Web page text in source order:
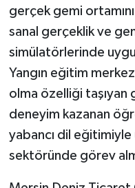
gerçek gemi
sanal gerçeklik ve
simülatörlerinde
Yangın eğitim
olma özelliği taşıyan
deneyim kazanan
yabancı dil eğitimiyle
sektöründe görev